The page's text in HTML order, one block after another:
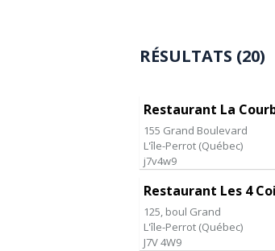
RÉSULTATS (20)
Restaurant La
155 Grand Boulevard
L'île-Perrot (Québec)
j7v4w9
Restaurant Les 4
125, boul Grand
L'île-Perrot (Québec)
J7V 4W9